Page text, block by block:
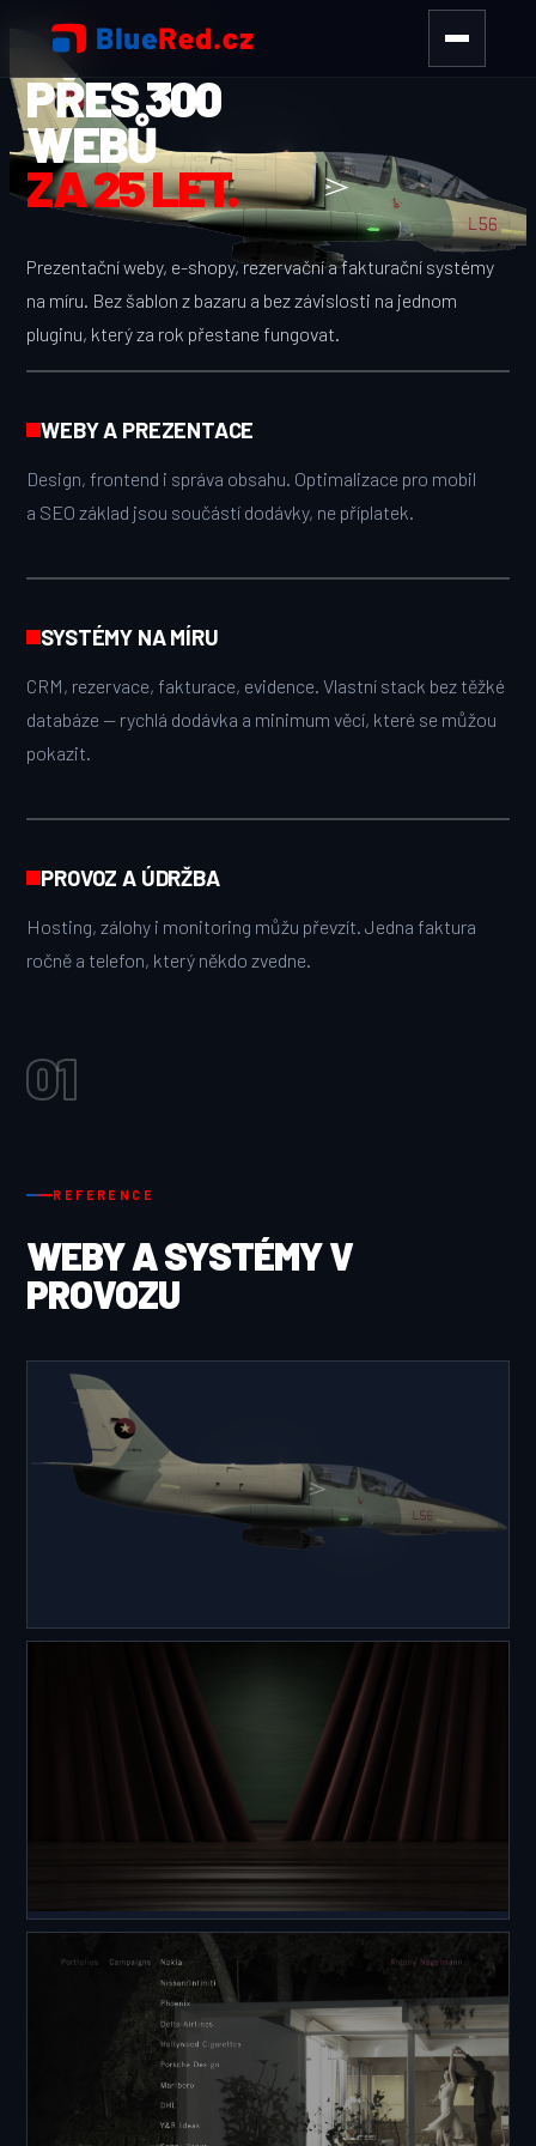
WEBY A DESIGN
PŘES 300
WEBŮ
ZA 25 LET.
Prezentační weby, e-shopy, rezervační a fakturační systémy
na míru. Bez šablon z bazaru a bez závislosti na jednom
pluginu, který za rok přestane fungovat.
WEBY A PREZENTACE
Design, frontend i správa obsahu. Optimalizace pro mobil
a SEO základ jsou součástí dodávky, ne příplatek.
SYSTÉMY NA MÍRU
CRM, rezervace, fakturace, evidence. Vlastní stack bez těžké
databáze — rychlá dodávka a minimum věcí, které se můžou
pokazit.
PROVOZ A ÚDRŽBA
Hosting, zálohy i monitoring můžu převzít. Jedna faktura
ročně a telefon, který někdo zvedne.
01
REFERENCE
WEBY A SYSTÉMY V
PROVOZU
AERO VODOCHODY
WEB
PIVOVAR BERNARD